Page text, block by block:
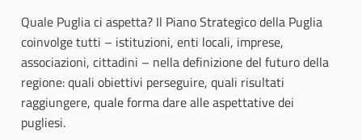
Quale Puglia ci aspetta? Il Piano Strategico della Puglia
coinvolge tutti – istituzioni, enti locali, imprese,
associazioni, cittadini – nella definizione del futuro della
regione: quali obiettivi perseguire, quali risultati
raggiungere, quale forma dare alle aspettative dei
pugliesi.